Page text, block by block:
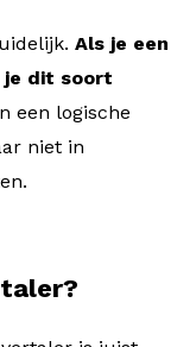
Als je een
dit soort
een logische
niet in